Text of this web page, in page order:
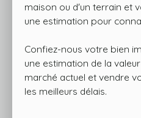
maison ou d'un terrain et
une estimation pour
Confiez-nous votre bien
une estimation de la
marché actuel et vendre
les meilleurs délais.